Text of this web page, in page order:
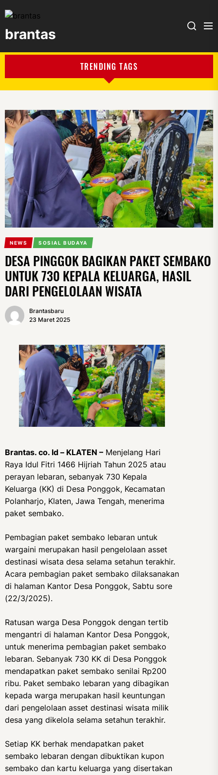
brantas
TRENDING TAGS
NEWS SOSIAL BUDAYA
DESA PINGGOK BAGIKAN PAKET SEMBAKO
UNTUK 730 KEPALA KELUARGA, HASIL
DARI PENGELOLAAN WISATA
Brantasbaru
23 Maret 2025
Brantas. co. Id – KLATEN – Menjelang Hari
Raya Idul Fitri 1466 Hijriah Tahun 2025 atau
perayan lebaran, sebanyak 730 Kepala
Keluarga (KK) di Desa Ponggok, Kecamatan
Polanharjo, Klaten, Jawa Tengah, menerima
paket sembako.
Pembagian paket sembako lebaran untuk
wargaini merupakan hasil pengelolaan asset
destinasi wisata desa selama setahun terakhir.
Acara pembagian paket sembako dilaksanakan
di halaman Kantor Desa Ponggok, Sabtu sore
(22/3/2025).
Ratusan warga Desa Ponggok dengan tertib
mengantri di halaman Kantor Desa Ponggok,
untuk menerima pembagian paket sembako
lebaran. Sebanyak 730 KK di Desa Ponggok
mendapatkan paket sembako senilai Rp200
ribu. Paket sembako lebaran yang dibagikan
kepada warga merupakan hasil keuntungan
dari pengelolaan asset destinasi wisata milik
desa yang dikelola selama setahun terakhir.
Setiap KK berhak mendapatkan paket
sembako lebaran dengan dibuktikan kupon
sembako dan kartu keluarga yang disertakan